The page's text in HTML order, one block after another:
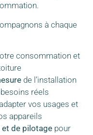
à chaque
consommation et
de l’installation
réels
vos usages et
appareils
de pilotagepour